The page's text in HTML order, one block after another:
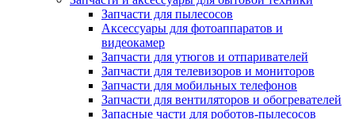
Запчасти для пылесосов
Аксессуары для фотоаппаратов и
видеокамер
Запчасти для утюгов и отпаривателей
Запчасти для телевизоров и мониторов
Запчасти для мобильных телефонов
Запчасти для вентиляторов и обогревателей
Запасные части для роботов-пылесосов